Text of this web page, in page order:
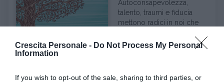
Crescita Personale - Do Not Process My Personal
Information
If you wish to opt-out of the sale, sharing to third parties, or
Autoconsapevolezza,
talento, traumi e fiducia
mettono radici in noi che
VITA SOCIALE